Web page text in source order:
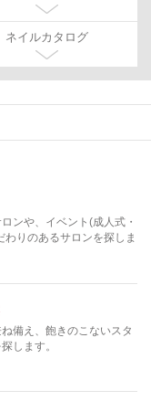
ネイルカタログ
ンや、イベント(成人式・
りのあるサロンを探しま
備え、飽きのこないスタ
します。